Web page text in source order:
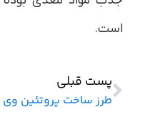
است.
پست قبلی